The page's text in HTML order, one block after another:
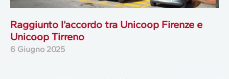
Raggiunto l’accordo tra Unicoop Firenze e
Unicoop Tirreno
6 Giugno 2025